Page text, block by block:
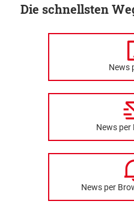
Die schnellsten
News
News per
News per